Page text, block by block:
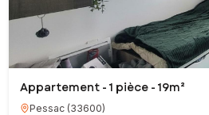
Appartement - 1 pièce - 19m²
Pessac(33600)